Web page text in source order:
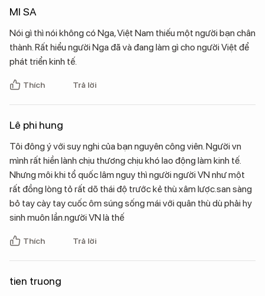
MI SA
Nói gì thì nói không có Nga, Việt Nam thiếu một người bạn chân
thành. Rất hiểu người Nga đã và đang làm gì cho người Việt để
phát triển kinh tế.
Thích Trả lời
Lê phi hung
Tôi đông ý với suy nghi của bạn nguyên công viên. Người vn
mình rất hiền lành chịu thương chịu khó lao động làm kinh tế.
Nhưng môi khi tổ quốc lâm nguy thì người người VN như một
rất đồng lòng tỏ rất dõ thái độ trước kẻ thù xâm lược.san sàng
bỏ tay cày tay cuốc ôm súng sống mái với quân thù dù phải hy
sinh muôn lần.người VN là thế
Thích Trả lời
tien truong